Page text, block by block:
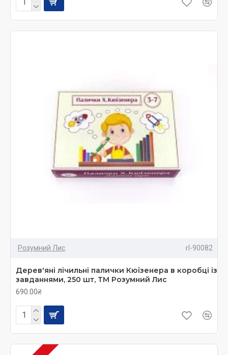
Розумний Лис rl-90082
Дерев'яні лічильні палички Кюїзенера в коробці із
завданнями, 250 шт, ТМ Розумний Лис
690.00₴